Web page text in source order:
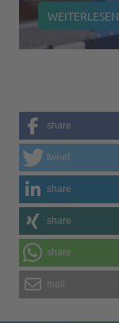
WEITERLESEN
share
tweet
share
share
share
mail